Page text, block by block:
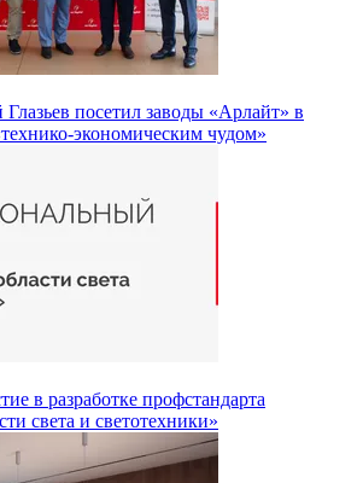
Глазьев посетил заводы «Арлайт» в
экономическим чудом»
в разработке профстандарта
света и светотехники»